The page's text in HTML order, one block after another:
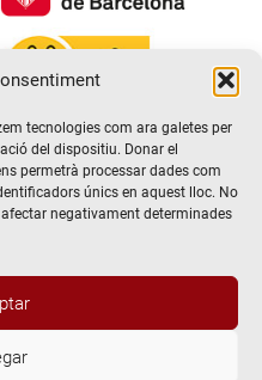
tecnologies com ara galetes per
del dispositiu. Donar el
permetrà processar dades com
únics en aquest lloc. No
negativament determinades
Tots els drets reservats